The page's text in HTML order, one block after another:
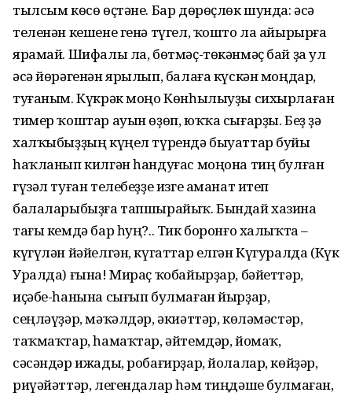
тылсым көсө өҫтәне. Бар дөрөҫлөк шунда: әсә
теленән кешене генә түгел, ҡошто ла айырырға
ярамай. Шифалы ла, бөтмәҫ-төкәнмәҫ бай ҙа ул
әсә йөрәгенән ярылып, балаға күскән моңдар,
туғаным. Күкрәк моңо Көн­һылыуҙы сихырлаған
тимер ҡоштар ауын өҙөп, юҡҡа сы­ғар­ҙы. Беҙ ҙә
халҡыбыҙҙың күңел түрендә быуаттар буйы
һаҡланып килгән һандуғас моңона тиң булған
гүзәл туған телебеҙҙе изге аманат итеп
балаларыбыҙға тапшырайыҡ. Бындай хазина
тағы кемдә бар һуң?.. Тик боронғо халыҡта –
күгүлән йәйелгән, күгаттар елгән Күгуралда (Күк
Уралда) ғына! Мираҫ ҡобайырҙар, бәйеттәр,
иҫәбе-һанына сығып булмаған йырҙар,
сеңләүҙәр, мәҡәлдәр, әкиәттәр, көләмәстәр,
таҡмаҡтар, һамаҡтар, әйтемдәр, йомаҡ,
сәсәндәр ижады, робағирҙар, йолалар, көйҙәр,
риүәйәттәр, легендалар һәм тиңдәше булмаған,